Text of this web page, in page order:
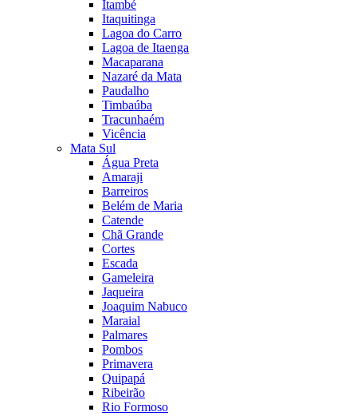
Itambé
Itaquitinga
Lagoa do Carro
Lagoa de Itaenga
Macaparana
Nazaré da Mata
Paudalho
Timbaúba
Tracunhaém
Vicência
Mata Sul
Água Preta
Amaraji
Barreiros
Belém de Maria
Catende
Chã Grande
Cortes
Escada
Gameleira
Jaqueira
Joaquim Nabuco
Maraial
Palmares
Pombos
Primavera
Quipapá
Ribeirão
Rio Formoso